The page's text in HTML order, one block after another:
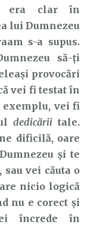
era clar în
lui Dumnezeu
s-a supus.
să-ți
provocări
vei fi testat în
exemplu, vei fi
dedicăriitale.
dificilă, oare
și te
sau vei căuta o
nicio logică
nu e corect și
încrede în